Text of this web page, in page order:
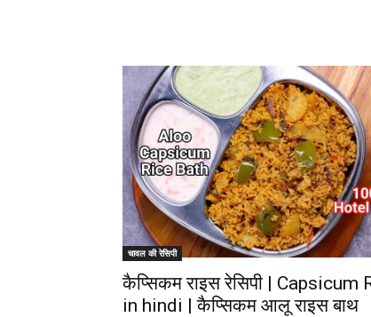
चावल की रेसिपी
कैप्सिकम राइस रेसिपी | Capsicum
in hindi | कैप्सिकम आलू राइस बाथ